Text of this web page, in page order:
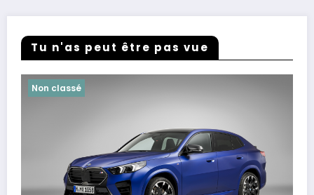
Tu n'as peut être pas vue
Non classé